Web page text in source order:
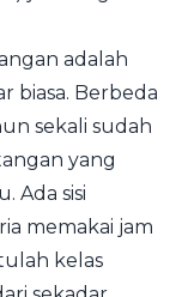
adalah
biasa. Berbeda
sekali sudah
yang
Ada sisi
memakai jam
kelas